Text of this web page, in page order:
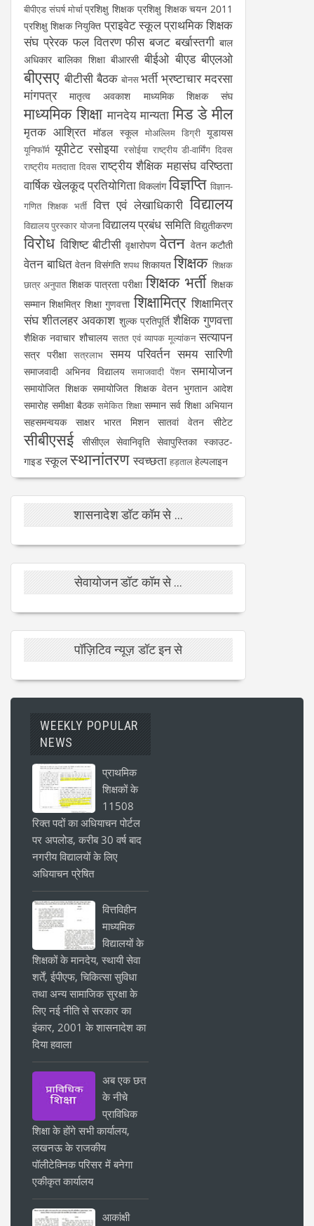
बीपीएड संघर्ष मोर्चा प्रशिक्षु शिक्षक प्रशिक्षु शिक्षक चयन 2011
प्रशिक्षु शिक्षक नियुक्ति प्राइवेट स्कूलप्राथमिक शिक्षक
संघ प्रेरक फल वितरण फीस बजट बर्खास्तगी बाल
अधिकार बालिका शिक्षा बीआरसी बीईओ बीएड बीएलओ
बीएसए बीटीसी बैठक बोनस भर्ती भ्रष्टाचार मदरसा
मांगपत्र
मातृत्व अवकाश माध्यमिक शिक्षक संघ
माध्यमिक शिक्षा मानदेय मान्यता मिड डे मील
मृतक आश्रित मॉडल स्कूल मोअल्लिम डिग्री यूडायस
यूनिफॉर्म यूपीटेट रसोइया रसोईया राष्ट्रीय डी-वार्मिंग दिवस
राष्ट्रीय मतदाता दिवस राष्ट्रीय शैक्षिक महासंघ वरिष्ठता
वार्षिक खेलकूद प्रतियोगिता विकलांग विज्ञप्ति विज्ञान-
गणित शिक्षक भर्ती वित्त एवं लेखाधिकारी विद्यालय
विद्यालय पुरस्कार योजनाविद्यालय प्रबंध समिति विद्युतीकरण
विरोध विशिष्ट बीटीसी वृक्षारोपण वेतन वेतन कटौती
वेतन बाधित वेतन विसंगति शपथ शिकायत शिक्षक शिक्षक
छात्र अनुपात शिक्षक पात्रता परीक्षा शिक्षक भर्ती शिक्षक
सम्मान शिक्षमित्र शिक्षा गुणवत्ता शिक्षामित्र शिक्षामित्र
संघ शीतलहर अवकाश शुल्क प्रतिपूर्ति शैक्षिक गुणवत्ता
शैक्षिक नवाचार शौचालय सतत एवं व्यापक मूल्यांकन सत्यापन
सत्र परीक्षा सत्रलाभ समय परिवर्तन समय सारिणी
समाजवादी अभिनव विद्यालय समाजवादी पेंशन समायोजन
समायोजित शिक्षक समायोजित शिक्षक वेतन भुगतान आदेश
समारोह समीक्षा बैठक समेकित शिक्षा सम्मान सर्व शिक्षा अभियान
सहसमन्वयक
साक्षर भारत मिशन सातवां वेतन सीटेट
सीबीएसई सीसीएल सेवानिवृति सेवापुस्तिका स्काउट-
गाइड स्कूलस्थानांतरण स्वच्छता हड़तालहेल्पलाइन
शासनादेश डॉट कॉम से ...
सेवायोजन डॉट कॉम से ...
पॉज़िटिव न्यूज़ डॉट इन से
WEEKLY POPULAR
NEWS
प्राथमिक
शिक्षकों के
11508
रिक्त पदों का अधियाचन पोर्टल
पर अपलोड, करीब 30 वर्ष बाद
नगरीय विद्यालयों के लिए
अधियाचन प्रेषित
वित्तविहीन
माध्यमिक
विद्यालयों के
शिक्षकों के मानदेय, स्थायी सेवा
शर्तें, ईपीएफ, चिकित्सा सुविधा
तथा अन्य सामाजिक सुरक्षा के
लिए नई नीति से सरकार का
इंकार, 2001 के शासनादेश का
दिया हवाला
अब एक छत
के नीचे
प्राविधिक
शिक्षा के होंगे सभी कार्यालय,
लखनऊ के राजकीय
पॉलीटेक्निक परिसर में बनेगा
एकीकृत कार्यालय
आकांक्षी